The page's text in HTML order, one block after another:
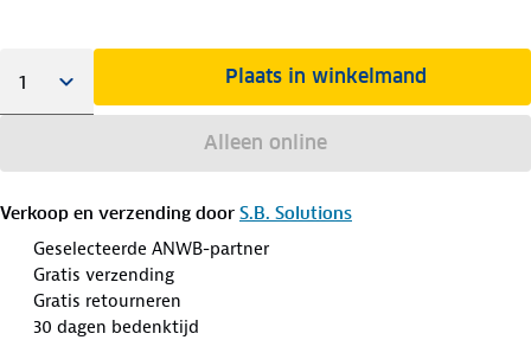
Plaats in winkelmand
Alleen online
Verkoop en verzending door S.B. Solutions
Geselecteerde ANWB-partner
Gratis verzending
Gratis retourneren
30 dagen bedenktijd